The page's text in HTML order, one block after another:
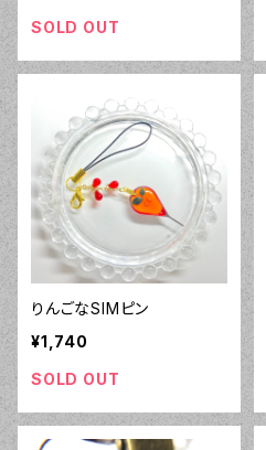
SOLD OUT
りんごなSIMピン
¥1,740
SOLD OUT